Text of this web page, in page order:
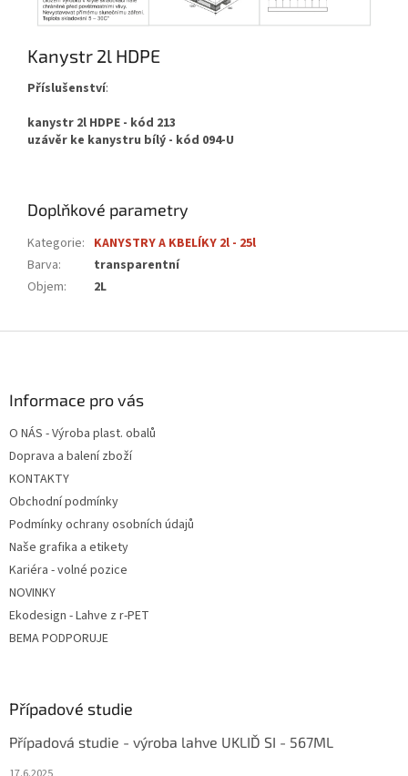
Kanystr 2l HDPE
Příslušenství:
kanystr 2l HDPE - kód 213
uzávěr ke kanystru bílý - kód 094-U
Doplňkové parametry
Kategorie: KANYSTRY A KBELÍKY 2l - 25l
Barva:
transparentní
Objem: 2L
Informace pro vás
O NÁS - Výroba plast. obalů
Doprava a balení zboží
KONTAKTY
Obchodní podmínky
Podmínky ochrany osobních údajů
Naše grafika a etikety
Kariéra - volné pozice
NOVINKY
Ekodesign - Lahve z r-PET
BEMA PODPORUJE
Případové studie
Případová studie - výroba lahve UKLIĎ SI - 567ML